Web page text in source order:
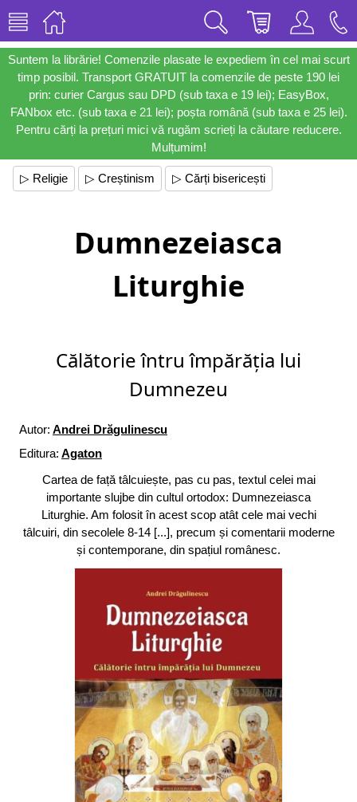
Suntem la librărie! Comenzile plasate le expediem în cel mai scurt
timp posibil. Transport GRATUIT la comenzile de peste 190 lei
prin: curier Cargus sau DPD (sub taxa e 19 lei); EasyBox,
FANbox etc. (sub taxa e 21 lei); poșta română (sub taxa e 25 lei).
Pentru cărți la prețuri mici vă rugăm scrieți la căutare reducere.
Mulțumim!
▷ Religie ▷ Creștinism ▷ Cărți bisericești
Dumnezeiasca
Liturghie
Călătorie întru împărăția lui
Dumnezeu
Autor: Andrei Drăgulinescu
Editura: Agaton
Cartea de față tâlcuiește, pas cu pas, textul celei mai
importante slujbe din cultul ortodox: Dumnezeiasca
Liturghie. Am folosit în acest scop atât cele mai vechi
tâlcuiri, din secolele 8-14 [...], precum și comentarii moderne
și contemporane, din spațiul românesc.